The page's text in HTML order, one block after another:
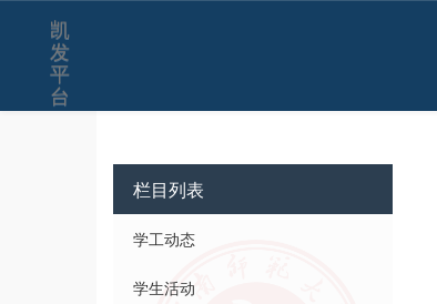
凯
发
平
台
栏目列表
学工动态
学生活动